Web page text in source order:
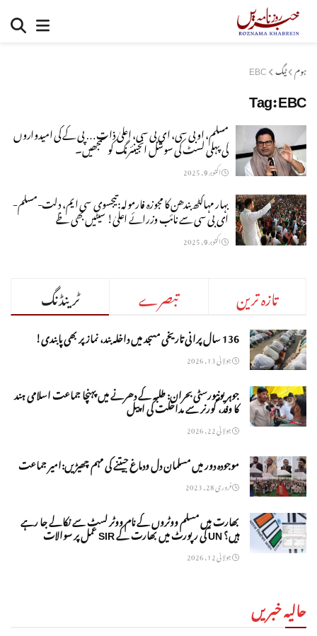
ہوم ٹیگ EBC
Tag:EBC
مسلم، او بی سی، ای بی سی، اعلیٰ ذات… پی کے کی امیدواروں
کی پہلی لسٹ کی سوشل انجینئرنگ کو سمجھیں۔
اکتوبر 9, 2025
بہار مہاگٹھ بندھن کا مجوزہ فارمولہ: تیجسوی سی ایم، دلت-مسلم-
ای بی سی سے نائب وزرائے اعلیٰ! سیٹیں بھی ظے
اکتوبر 9, 2025
ٹرینڈنگ تبصرے تازہ ترین
136 سال پرانی تاریخی مسجد میں داخلہ بند، نماز پر بھی پابندی!
جولائی 13, 2026
جوہر یونیورسٹی بحران: طلبہ کے دھرنے میں پہنچا جماعت اسلامی ہند
کا وفد، گورنر سے مداخلت کی اپیل
جولائی 22, 2026
موجودہ دور میں مسلمان دل ودماغ جیتنے کی مہم چھیڑیں:امیر جماعت
فروری 28, 2023
بھارت میں مسلم ووٹروں کے نام ووٹر لسٹ سے نکالے جا رہے
ہیں؟ UN کی رپورٹ میں بھارت کے SIR عمل پر سوالات
جولائی 12, 2026
حالیہ خبریں